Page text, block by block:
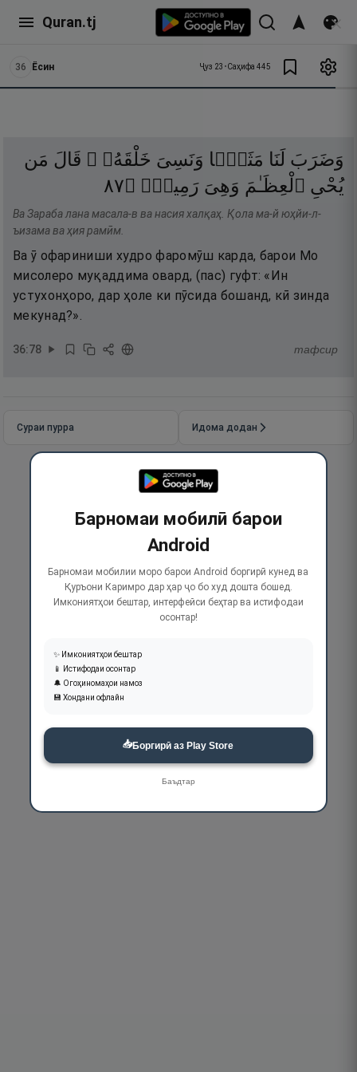
Quran.tj
36 Ёсин Ҷуз 23 •Саҳифа 445
وَضَرَبَ لَنَا مَثَلًۭا وَنَسِىَ خَلْقَهُۥ ۖ قَالَ مَن
يُحْىِ ٱلْعِظَـٰمَ وَهِىَ رَمِيمٌۭ ۝٧٨
Ва Зараба лана масала-в ва насия халқаҳ. Қола ма-й юҳйи-л-
ъизама ва ҳия рамӣм.
Ва ӯ офариниши худро фаромӯш карда, барои Мо
мисолеро муқаддима овард, (пас) гуфт: «Ин
устухонҳоро, дар ҳоле ки пӯсида бошанд, кӣ зинда
мекунад?».
36:78 тафсир
Сураи пурра Идома додан
Барномаи мобилӣ барои
Android
Барномаи мобилии моро барои Android боргирӣ кунед ва
Қуръони Каримро дар ҳар ҷо бо худ дошта бошед.
Имкониятҳои бештар, интерфейси беҳтар ва истифодаи
осонтар!
✨ Имкониятҳои бештар
📱 Истифодаи осонтар
🔔 Огоҳиномаҳои намоз
💾 Хондани офлайн
📥Боргирӣ аз Play Store
Баъдтар